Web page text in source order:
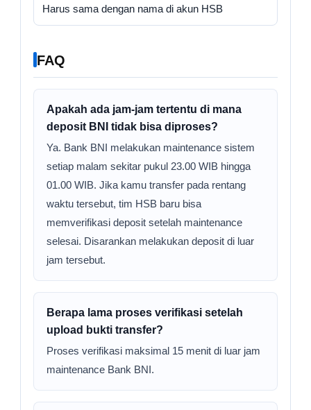
Harus sama dengan nama di akun HSB
FAQ
Apakah ada jam-jam tertentu di mana
deposit BNI tidak bisa diproses?
Ya. Bank BNI melakukan maintenance sistem
setiap malam sekitar pukul 23.00 WIB hingga
01.00 WIB. Jika kamu transfer pada rentang
waktu tersebut, tim HSB baru bisa
memverifikasi deposit setelah maintenance
selesai. Disarankan melakukan deposit di luar
jam tersebut.
Berapa lama proses verifikasi setelah
upload bukti transfer?
Proses verifikasi maksimal 15 menit di luar jam
maintenance Bank BNI.